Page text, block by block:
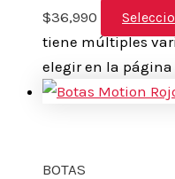
$36,990
tiene múltiples
elegir en la
BOTAS